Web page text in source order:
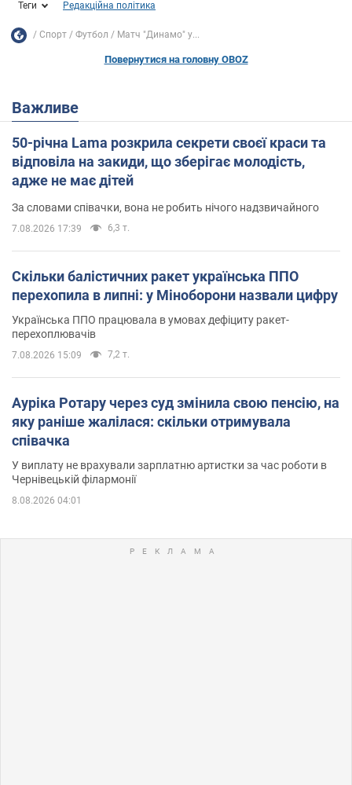
Теги Редакційна політика
Спорт Футбол Матч "Динамо" у...
Повернутися на головну OBOZ
Важливе
50-річна Lama розкрила секрети своєї краси та
відповіла на закиди, що зберігає молодість,
адже не має дітей
За словами співачки, вона не робить нічого надзвичайного
7.08.2026 17:39 6,3 т.
Скільки балістичних ракет українська ППО
перехопила в липні: у Міноборони назвали цифру
Українська ППО працювала в умовах дефіциту ракет-
перехоплювачів
7.08.2026 15:09 7,2 т.
Ауріка Ротару через суд змінила свою пенсію, на
яку раніше жалілася: скільки отримувала
співачка
У виплату не врахували зарплатню артистки за час роботи в
Чернівецькій філармонії
8.08.2026 04:01